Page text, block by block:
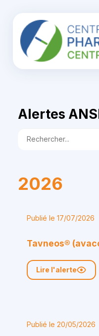
Alertes
2026
Publié le 17/07/2026
Tavneos®
Lire l'alerte
Publié le 20/05/2026